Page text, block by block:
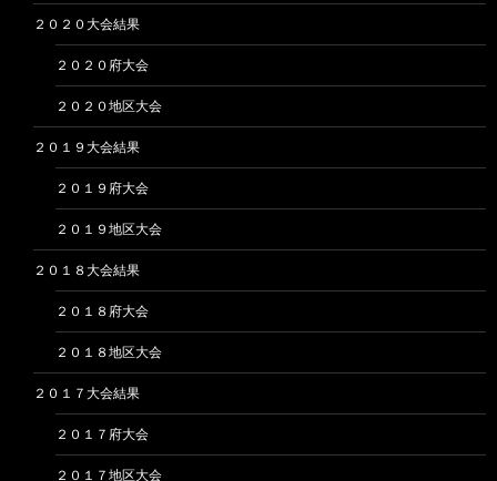
２０２０大会結果
２０２０府大会
２０２０地区大会
２０１９大会結果
２０１９府大会
２０１９地区大会
２０１８大会結果
２０１８府大会
２０１８地区大会
２０１７大会結果
２０１７府大会
２０１７地区大会